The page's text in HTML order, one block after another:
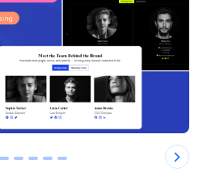
1 2 3 4 5